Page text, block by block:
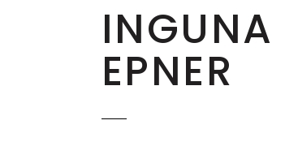
INGUNA
EPNER